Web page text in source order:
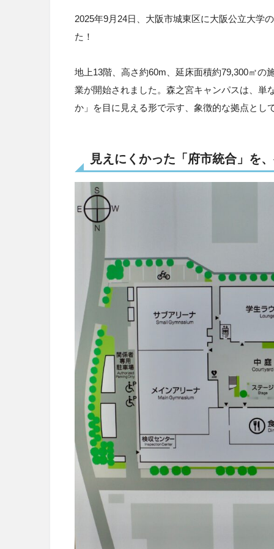
2025年9月24日、大阪市城東区に大阪公立大学
た！
地上13階、高さ約60m、延床面積約79,300㎡の
業が開始されました。森之宮キャンパスは、単
か」を目に見える形で示す、象徴的な拠点とし
見えにくかった「府市統合」を